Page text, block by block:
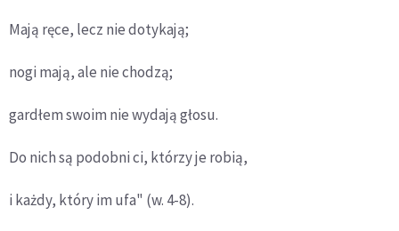
Mają ręce, lecz nie dotykają;
nogi mają, ale nie chodzą;
gardłem swoim nie wydają głosu.
Do nich są podobni ci, którzy je robią,
i każdy, który im ufa" (w. 4-8).